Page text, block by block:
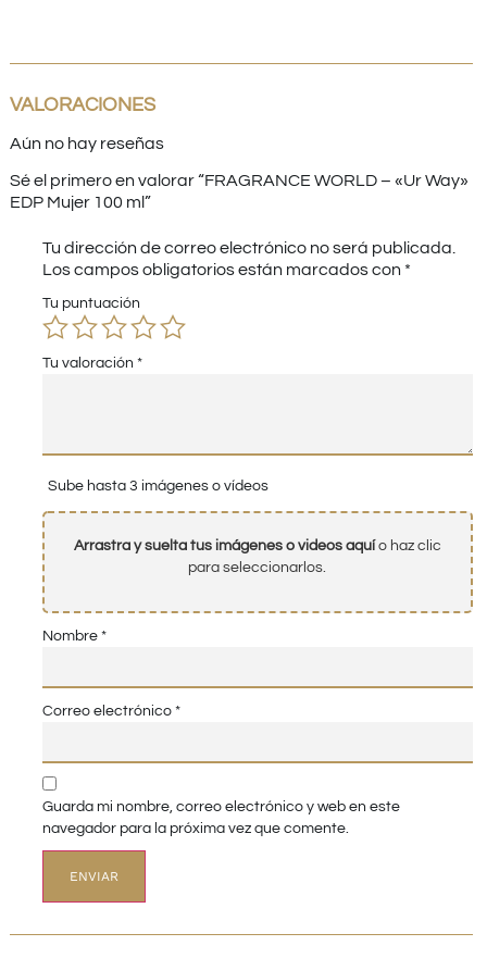
VALORACIONES
Aún no hay reseñas
Sé el primero en valorar “FRAGRANCE WORLD – «Ur Way»
EDP Mujer 100 ml”
Tu dirección de correo electrónico no será publicada.
Los campos obligatorios están marcados con *
Tu puntuación
Tu valoración *
Sube hasta 3 imágenes o vídeos
Arrastra y suelta tus imágenes o videos aquío haz clic
para seleccionarlos.
Nombre *
Correo electrónico *
Guarda mi nombre, correo electrónico y web en este
navegador para la próxima vez que comente.